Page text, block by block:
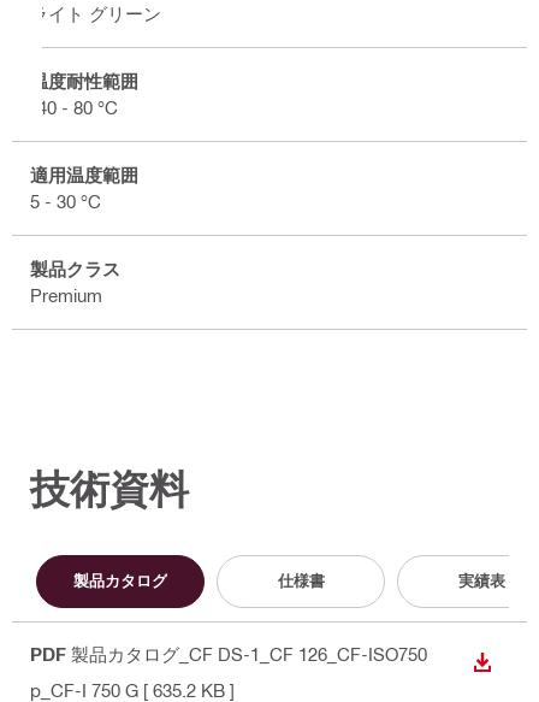
ライト グリーン
温度耐性範囲
-40 - 80 °C
適用温度範囲
5 - 30 °C
製品クラス
Premium
技術資料
製品カタログ 仕様書 実績表
PDF 製品カタログ_CF DS-1_CF 126_CF-ISO750
p_CF-I 750 G [ 635.2 KB ]
ダウン